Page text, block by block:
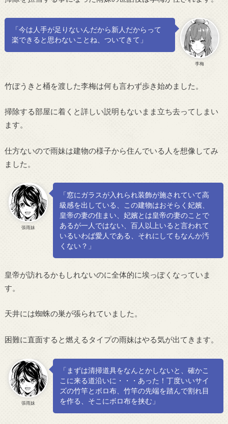
李梅
「今は人手が足りないんだから新人だからって
楽できると思わないことね、ついてきて」
竹ぼうきと桶を渡した李梅は何も言わず歩き始めました。
掃除する部屋に着くと詳しい説明もないまま立ち去ってしまい
ます。
仕方ないので雨妹は建物の様子から住んでいる人を想像してみ
ました。
張雨妹
「窓にガラスが入れられ装飾が施されていて高
級感を出している、この建物はおそらく妃嬪、
皇帝の妻の住まい、妃嬪とは皇帝の妻のことで
あるが一人ではない、百人以上いると言われて
いるいわば愛人である、それにしてもなんか汚
くない？」
皇帝が訪れるかもしれないのに全体的に埃っぽくなっていま
す。
天井には蜘蛛の巣が張られていました。
困難に直面すると燃えるタイプの雨妹はやる気が出てきます。
張雨妹
「まずは清掃道具をなんとかしないと、確かこ
こに来る道沿いに・・・あった！丁度いいサイ
ズの竹竿とボロ布、竹竿の先端を踏んで割れ目
を作る、そこにボロ布を挟む」